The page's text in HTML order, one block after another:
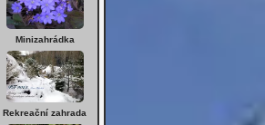
Minizahrádka
Rekreační zahrada